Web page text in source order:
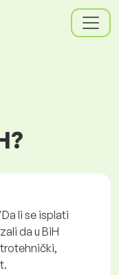
li se isplati
da u BiH